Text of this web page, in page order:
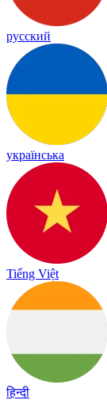
русский
українська
Tiếng Việt
हिन्दी